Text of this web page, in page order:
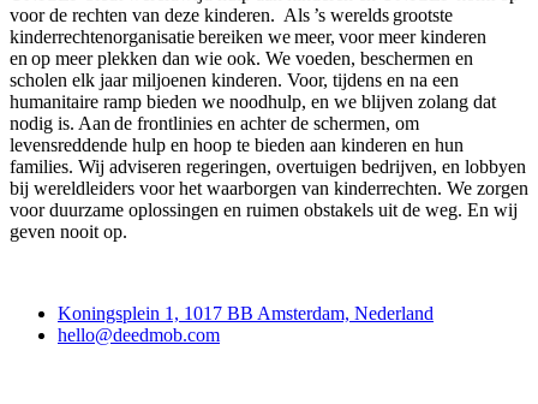
voor de rechten van deze kinderen. Als ’s werelds grootste
kinderrechtenorganisatie bereiken we meer, voor meer kinderen
en op meer plekken dan wie ook. We voeden, beschermen en
scholen elk jaar miljoenen kinderen. Voor, tijdens en na een
humanitaire ramp bieden we noodhulp, en we blijven zolang dat
nodig is. Aan de frontlinies en achter de schermen, om
levensreddende hulp en hoop te bieden aan kinderen en hun
families. Wij adviseren regeringen, overtuigen bedrijven, en lobbyen
bij wereldleiders voor het waarborgen van kinderrechten. We zorgen
voor duurzame oplossingen en ruimen obstakels uit de weg. En wij
geven nooit op.
Koningsplein 1, 1017 BB Amsterdam, Nederland
hello@deedmob.com